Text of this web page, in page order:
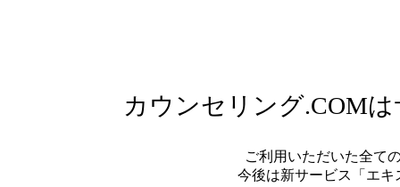
カウンセリング.COM
ご利用いただいた全て
今後は新サービス「エ